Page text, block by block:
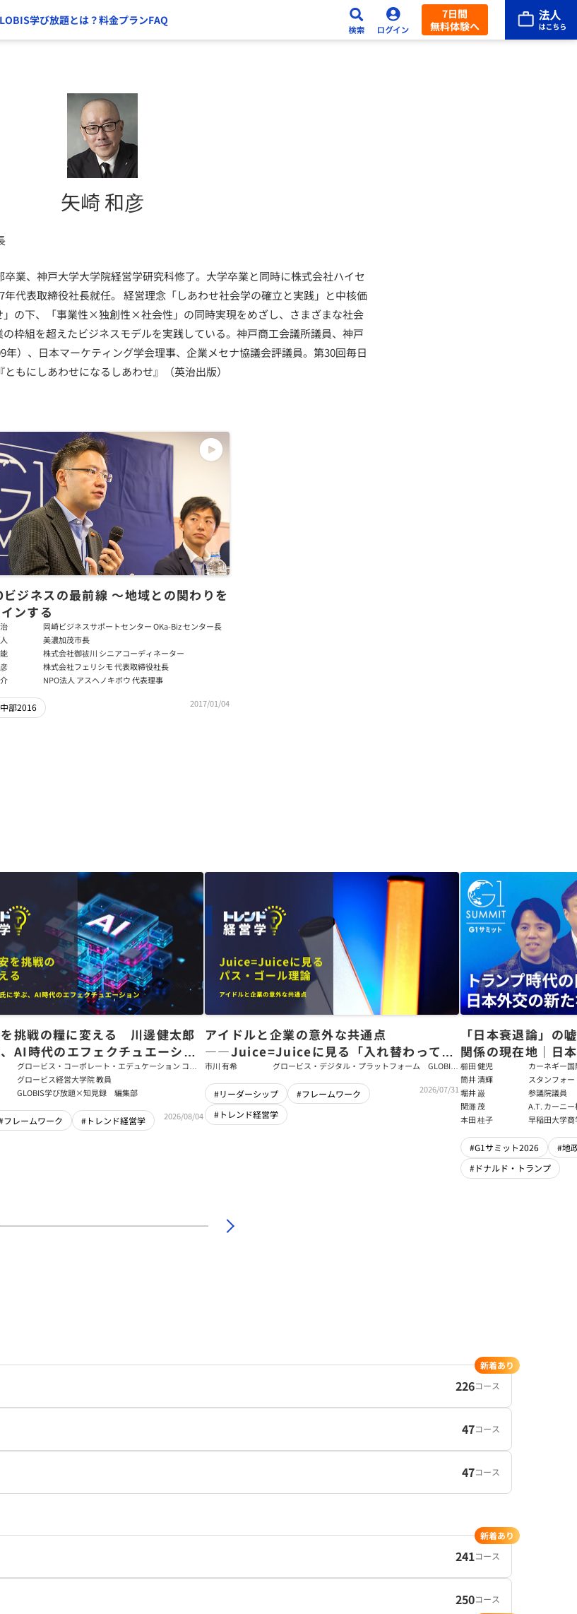
学び放題とは？料金プランFAQ
7日間
無料体験へ
矢崎 和彦
業、神戸大学大学院経営学研究科修了。大学卒業と同時に株式会社ハイセ
代表取締役社長就任。 経営理念「しあわせ社会学の確立と実践」と中核価
」の下、「事業性×独創性×社会性」の同時実現をめざし、さまざまな社会
枠組を超えたビジネスモデルを実践している。神戸商工会議所議員、神戸
年）、日本マーケティング学会理事、企業メセナ協議会評議員。第30回毎日
もにしあわせになるしあわせ』（英治出版）
ビジネスの最前線 ～地域との関わりを
ンする
岡崎ビジネスサポートセンター OKa-Biz センター長
美濃加茂市長
株式会社御祓川 シニアコーディネーター
株式会社フェリシモ 代表取締役社長
NPO法人 アスヘノキボウ 代表理事
部2016 2017/01/04
挑戦の糧に変える 川邊健太郎
AI時代のエフェクチュエーショ
グロービス・コーポレート・エデュケーション コー
ポレート・ソリューション・チーム コンサルタント
グロービス経営大学院 教員
GLOBIS学び放題×知見録 編集部
フレームワーク #トレンド経営学 2026/08/04
アイドルと企業の意外な共通点
――Juice=Juiceに見る「入れ替わっても
強いチーム」をつくるパス・ゴール理論
市川 有希
グロービス・デジタル・プラットフォーム GLOBIS
#リーダーシップ
#フレームワーク
#トレンド経営学
2026/07/31
「日本衰退論」の
関係の現在地｜日
戦略【櫛田健児×
輝】
櫛田 健児
カーネギー
ラムディレ
筒井 清輝
スタンフォ
大学アジア
フェロー
堀井 巌
参議院議員
関灘 茂
A.T. カーニ
本法人会長
本田 桂子 早稲田大学
#G1サミット2026
#地
#ドナルド・トランプ
226コース
新着あり
47コース
47コース
241コース
新着あり
250コース